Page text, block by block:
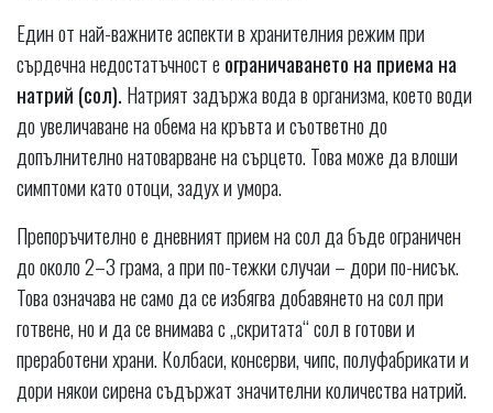
Един от най-важните аспекти в хранителния режим при
сърдечна недостатъчност еограничаването на приема на
натрий (сол). Натрият задържа вода в организма, което води
до увеличаване на обема на кръвта и съответно до
допълнително натоварване на сърцето. Това може да влоши
симптоми като отоци, задух и умора.
Препоръчително е дневният прием на сол да бъде ограничен
до около 2–3 грама, а при по-тежки случаи – дори по-нисък.
Това означава не само да се избягва добавянето на сол при
готвене, но и да се внимава с „скритата“ сол в готови и
преработени храни. Колбаси, консерви, чипс, полуфабрикати и
дори някои сирена съдържат значителни количества натрий.